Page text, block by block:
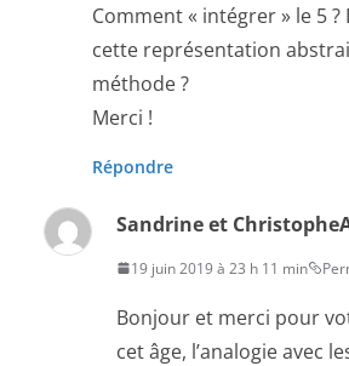
Comment « intégrer » le 5
cette représentation
méthode ?
Merci !
Répondre
Sandrine et Christophe
19 juin 2019 à 23 h 11 min
Bonjour et merci pour
cet âge, l’analogie avec